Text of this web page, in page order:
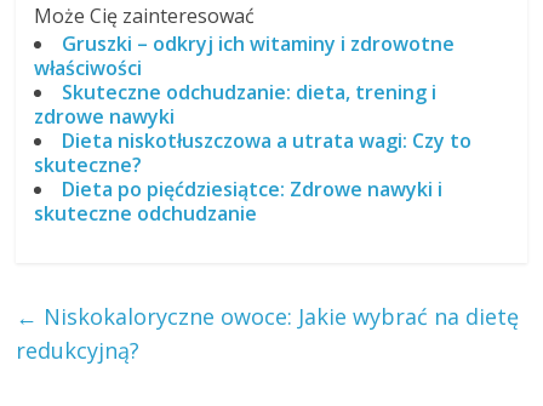
Może Cię zainteresować
Gruszki – odkryj ich witaminy i zdrowotne
właściwości
Skuteczne odchudzanie: dieta, trening i
zdrowe nawyki
Dieta niskotłuszczowa a utrata wagi: Czy to
skuteczne?
Dieta po pięćdziesiątce: Zdrowe nawyki i
skuteczne odchudzanie
← Niskokaloryczne owoce: Jakie wybrać na dietę
redukcyjną?